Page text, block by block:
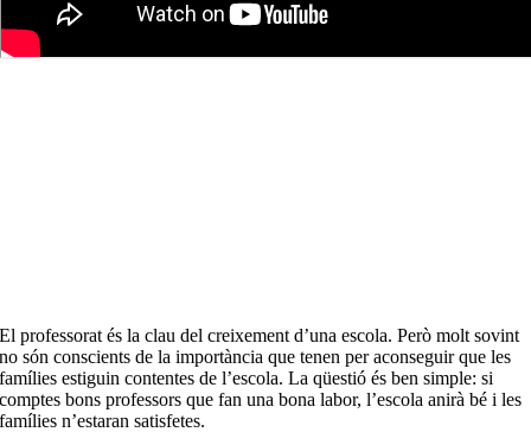
El professorat és la clau del creixement d’una escola. Però molt sovint
no són conscients de la importància que tenen per aconseguir que les
famílies estiguin contentes de l’escola. La qüestió és ben simple: si
comptes bons professors que fan una bona labor, l’escola anirà bé i les
famílies n’estaran satisfetes.